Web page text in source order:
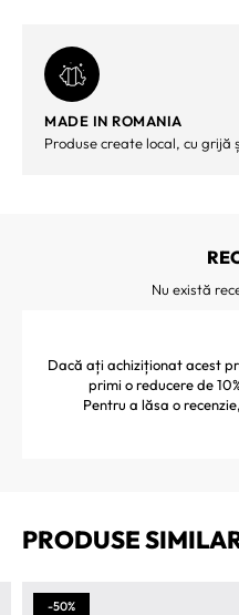
MADE IN ROMANIA
Produse create local, cu grijă
Nu există
Dacă ați achiziționat acest
primi o reducere de
Pentru a lăsa o
PRODUSE
-50%